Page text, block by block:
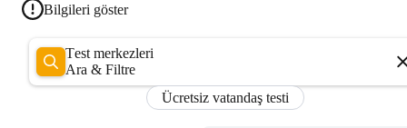
Bilgileri göster
Test merkezleri
Ara & Filtre
Ücretsiz vatandaş testi